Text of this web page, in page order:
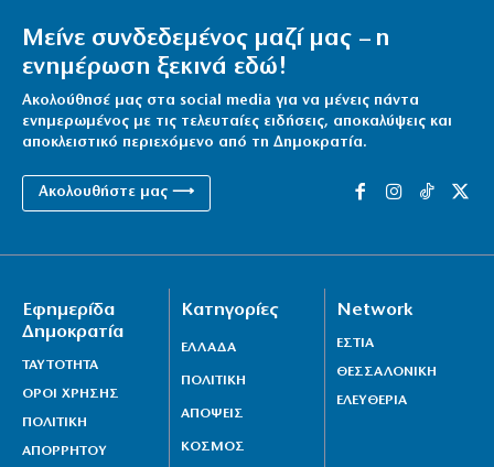
Μείνε συνδεδεμένος μαζί μας – η
ενημέρωση ξεκινά εδώ!
Ακολούθησέ μας στα social media για να μένεις πάντα
ενημερωμένος με τις τελευταίες ειδήσεις, αποκαλύψεις και
αποκλειστικό περιεχόμενο από τη Δημοκρατία.
Ακολουθήστε μας ⟶
Εφημερίδα
Δημοκρατία
ΤΑΥΤΟΤΗΤΑ
ΟΡΟΙ ΧΡΗΣΗΣ
ΠΟΛΙΤΙΚΗ
ΑΠΟΡΡΗΤΟΥ
Κατηγορίες
ΕΛΛΑΔΑ
ΠΟΛΙΤΙΚΗ
ΑΠΟΨΕΙΣ
ΚΟΣΜΟΣ
Network
ΕΣΤΙΑ
ΘΕΣΣΑΛΟΝΙΚΗ
ΕΛΕΥΘΕΡΙΑ